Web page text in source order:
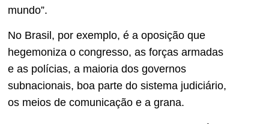
mundo”.
No Brasil, por exemplo, é a oposição que
hegemoniza o congresso, as forças armadas
e as polícias, a maioria dos governos
subnacionais, boa parte do sistema judiciário,
os meios de comunicação e a grana.